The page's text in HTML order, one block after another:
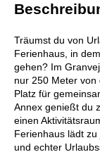
Träumst du von
Ferienhaus, in
gehen? Im
nur 250 Meter
Platz für
Annex genießt du
einen
Ferienhaus lädt
und echter